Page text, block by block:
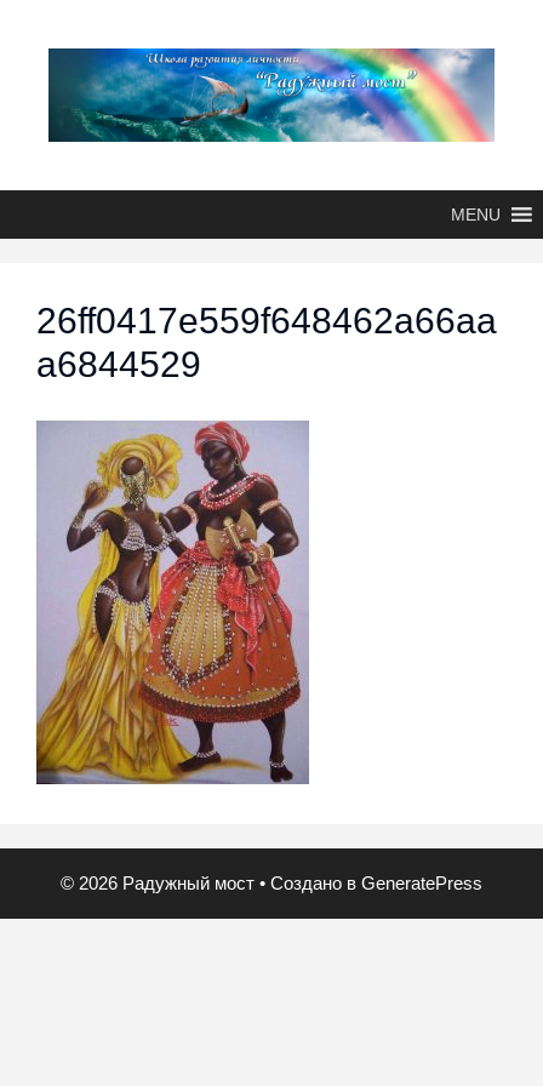
MENU
26ff0417e559f648462a66aa
a6844529
© 2026 Радужный мост • Создано в GeneratePress